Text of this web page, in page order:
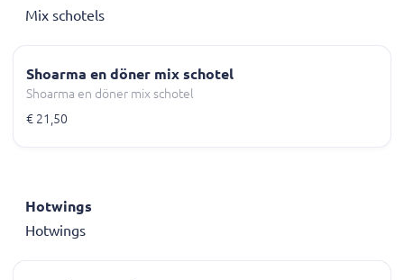
Mix schotels
Shoarma en döner mix schotel
Shoarma en döner mix schotel
€ 21,50
Hotwings
Hotwings